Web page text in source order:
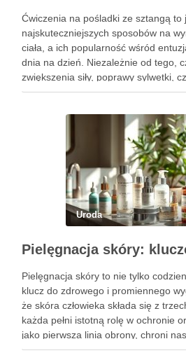
Ćwiczenia na pośladki ze sztangą to
najskuteczniejszych sposobów na
ciała, a ich popularność wśród
dnia na dzień. Niezależnie od tego,
zwiększenia siły, poprawy sylwetki,
poczuć się lepiej w swoim ciele,
Uroda
Pielęgnacja skóry to nie tylko
klucz do zdrowego i promiennego
że skóra człowieka składa się z
każda pełni istotną rolę w ochronie
jako pierwsza linia obrony, chroni
czynnikami zewnętrznymi, a